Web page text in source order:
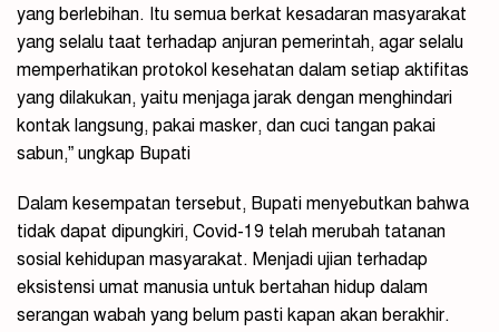
yang berlebihan. Itu semua berkat kesadaran masyarakat
yang selalu taat terhadap anjuran pemerintah, agar selalu
memperhatikan protokol kesehatan dalam setiap aktifitas
yang dilakukan, yaitu menjaga jarak dengan menghindari
kontak langsung, pakai masker, dan cuci tangan pakai
sabun,” ungkap Bupati
Dalam kesempatan tersebut, Bupati menyebutkan bahwa
tidak dapat dipungkiri, Covid-19 telah merubah tatanan
sosial kehidupan masyarakat. Menjadi ujian terhadap
eksistensi umat manusia untuk bertahan hidup dalam
serangan wabah yang belum pasti kapan akan berakhir.